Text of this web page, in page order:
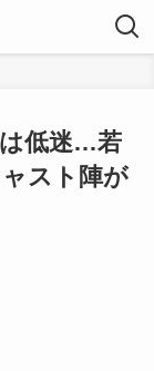
は低迷…若
スト陣が